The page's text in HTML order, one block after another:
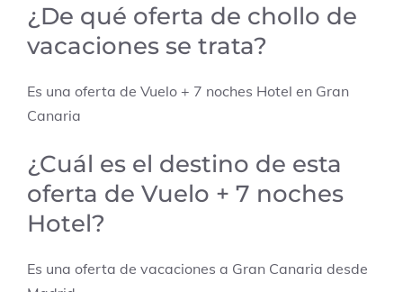
¿De qué oferta de chollo de
vacaciones se trata?
Es una oferta de Vuelo + 7 noches Hotel en Gran
Canaria
¿Cuál es el destino de esta
oferta de Vuelo + 7 noches
Hotel?
Es una oferta de vacaciones a Gran Canaria desde